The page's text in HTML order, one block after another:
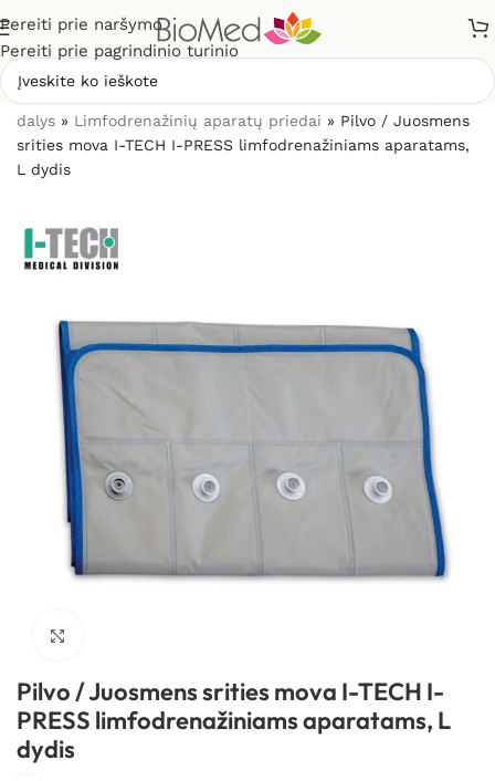
Pereiti prie naršymo
Pereiti prie pagrindinio turinio
dalys » Limfodrenažinių aparatų priedai » Pilvo / Juosmens
srities mova I-TECH I-PRESS limfodrenažiniams aparatams,
L dydis
Pilvo / Juosmens srities mova I-TECH I-
PRESS limfodrenažiniams aparatams, L
dydis